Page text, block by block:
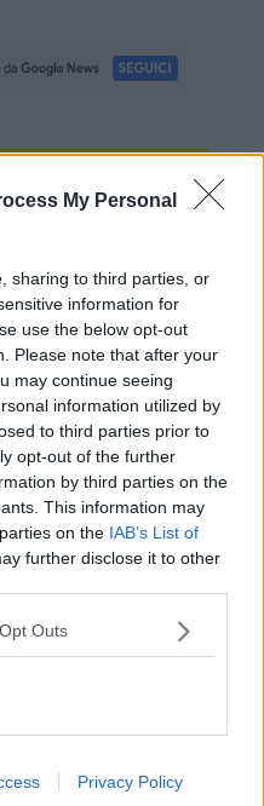
My Personal
sharing to third parties, or
information for
use the below opt-out
Please note that after your
may continue seeing
information utilized by
to third parties prior to
opt-out of the further
by third parties on the
This information may
on the IAB’s List of
further disclose it to other
Outs
Privacy Policy
d'Elba iscriviti alla
gratis tutti i giorni alle 7:00 del
di posta.
Toscana iscriviti alla
Arriva gratis tutti i giorni
di posta.